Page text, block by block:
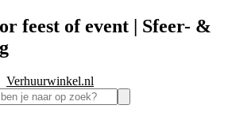
feest of event | Sfeer- &
Verhuurwinkel.nl